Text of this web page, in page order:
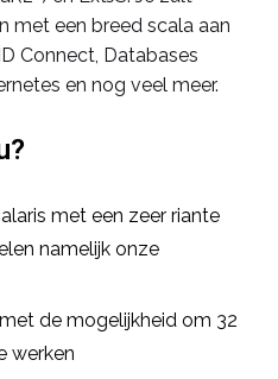
met een breed scala aan
Connect, Databases
en nog veel meer.
met een zeer riante
namelijk onze
de mogelijkheid om 32
werken